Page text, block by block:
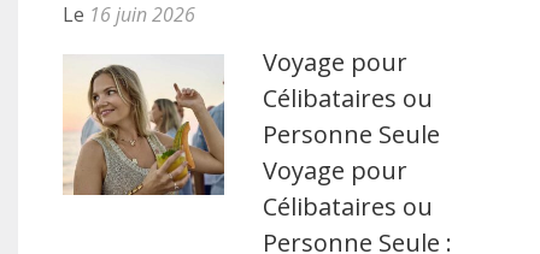
Le 16 juin 2026
Voyage pour
Célibataires ou
Personne Seule
Voyage pour
Célibataires ou
Personne Seule :